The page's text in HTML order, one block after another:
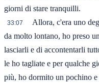
giorni di stare tranquilli.
33:07
Allora, c'era uno
da molto lontano, ho preso
lasciarli e di accontentarli
le ho tagliate e per qualche
più, ho dormito un pochino